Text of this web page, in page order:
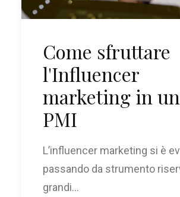
Come sfruttare
l'Influencer
marketing in
PMI
L’influencer marketing si è
passando da strumento
grandi…